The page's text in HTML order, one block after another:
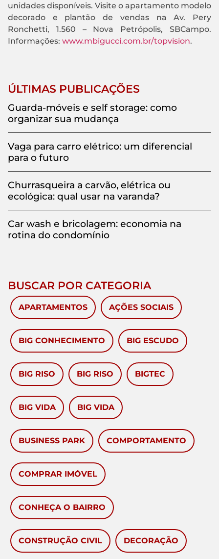
unidades disponíveis. Visite o apartamento modelo
decorado e plantão de vendas na Av. Pery
Ronchetti, 1.560 – Nova Petrópolis, SBCampo.
Informações: www.mbigucci.com.br/topvision.
ÚLTIMAS PUBLICAÇÕES
Guarda-móveis e self storage: como
organizar sua mudança
Vaga para carro elétrico: um diferencial
para o futuro
Churrasqueira a carvão, elétrica ou
ecológica: qual usar na varanda?
Car wash e bricolagem: economia na
rotina do condomínio
BUSCAR POR CATEGORIA
APARTAMENTOS AÇÕES SOCIAIS
BIG CONHECIMENTO BIG ESCUDO
BIG RISO BIG RISO BIGTEC
BIG VIDA BIG VIDA
BUSINESS PARK COMPORTAMENTO
COMPRAR IMÓVEL
CONHEÇA O BAIRRO
CONSTRUÇÃO CIVIL DECORAÇÃO